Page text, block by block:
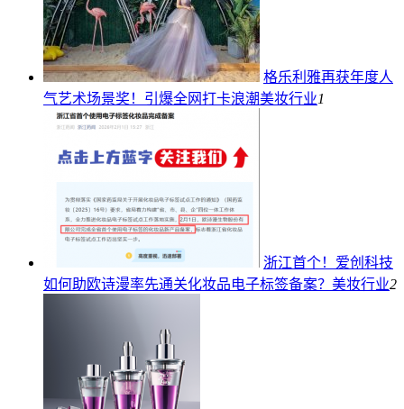
格乐利雅再获年度人
气艺术场景奖！引爆全网打卡浪潮美妆行业1
浙江首个！爱创科技
如何助欧诗漫率先通关化妆品电子标签备案？ 美妆行业2